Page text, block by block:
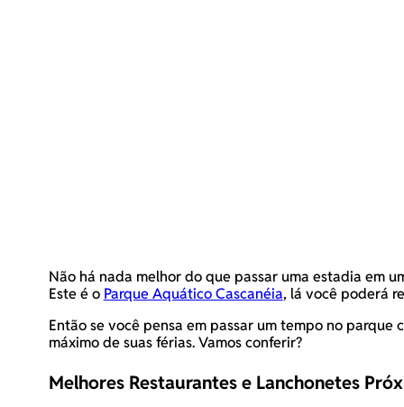
Não há nada melhor do que passar uma estadia em
Este é o Parque Aquático Cascanéia, lá você poderá
Então se você pensa em passar um tempo no
máximo de suas férias. Vamos conferir?
Melhores Restaurantes e Lanchonetes